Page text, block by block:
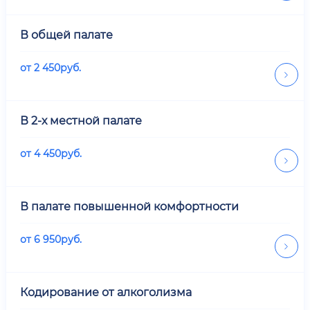
В общей палате
от2 450руб.
В 2-х местной палате
от4 450руб.
В палате повышенной комфортности
от6 950руб.
Кодирование от алкоголизма